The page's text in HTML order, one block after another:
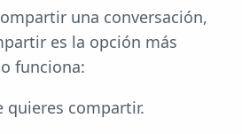
una conversación,
es la opción más
funciona:
quieres compartir.